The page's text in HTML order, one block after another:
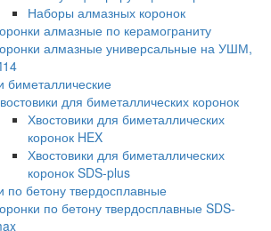
Наборы алмазных коронок
алмазные по керамограниту
алмазные универсальные на УШМ,
биметаллические
для биметаллических коронок
Хвостовики для биметаллических
коронок HEX
Хвостовики для биметаллических
коронок SDS-plus
по бетону твердосплавные
по бетону твердосплавные SDS-